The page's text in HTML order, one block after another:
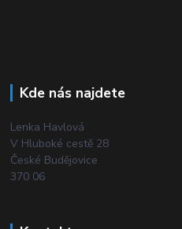
Kde nás najdete
Lenka Havlová
V Hluboké cestě 28
České Budějovice
370 06